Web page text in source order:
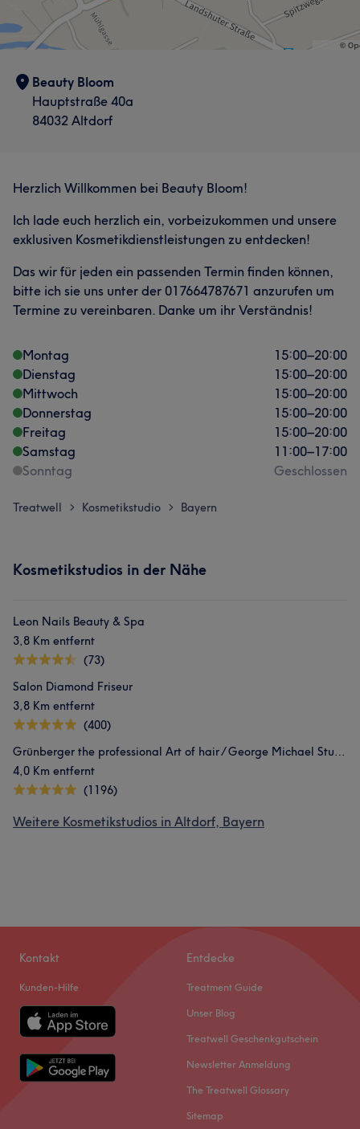
Beauty Bloom
Hauptstraße 40a
84032 Altdorf
Herzlich Willkommen bei Beauty Bloom!
Ich lade euch herzlich ein, vorbeizukommen und unsere
exklusiven Kosmetikdienstleistungen zu entdecken!
Das wir für jeden ein passenden Termin finden können,
bitte ich sie uns unter der 017664787671 anzurufen um
Termine zu vereinbaren. Danke um ihr Verständnis!
Montag 15:00–20:00
Dienstag
15:00–20:00
Mittwoch
15:00–20:00
Donnerstag
15:00–20:00
Freitag
15:00–20:00
Samstag
11:00–17:00
Sonntag
Geschlossen
Treatwell > Kosmetikstudio > Bayern
Kosmetikstudios in der Nähe
Leon Nails Beauty & Spa
3,8 Km entfernt
(73)
Salon Diamond Friseur
3,8 Km entfernt
(400)
Grünberger the professional Art of hair / George Michael Studio
4,0 Km entfernt
(1196)
Weitere Kosmetikstudios in Altdorf, Bayern
Kontakt
Kunden-Hilfe
Entdecke
Treatment Guide
Unser Blog
Treatwell Geschenkgutschein
Newsletter Anmeldung
The Treatwell Glossary
Sitemap